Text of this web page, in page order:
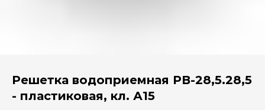
Решетка водоприемная РВ-28,5.28,5
- пластиковая, кл. А15